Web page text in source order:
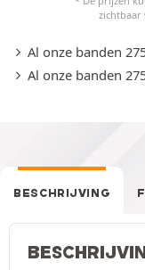
Al onze banden
Al onze banden
BESCHRIJVING